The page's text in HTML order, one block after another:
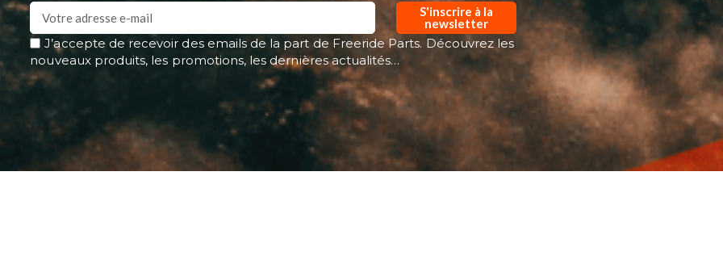
S'inscrire à la
newsletter
J’accepte de recevoir des emails de la part de Freeride Parts. Découvrez les
nouveaux produits, les promotions, les dernières actualités…